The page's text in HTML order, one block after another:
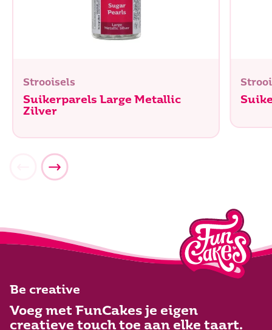
Strooisels
Suikerparels Large Metallic
Zilver
Be creative
Voeg met FunCakes je eigen
creatieve touch toe aan elke taart.